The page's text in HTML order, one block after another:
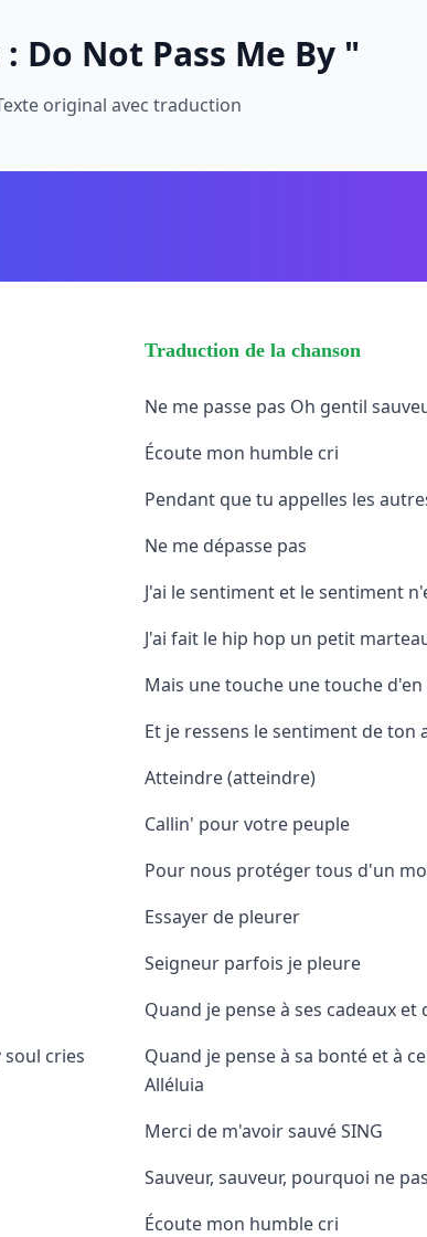
Do Not Pass Me By "
original avec traduction
cries
Traduction de la chanson
Ne me passe pas Oh gentil
Écoute mon humble cri
Pendant que tu appelles les
Ne me dépasse pas
J'ai le sentiment et le sentiment
J'ai fait le hip hop un petit
Mais une touche une touche
Et je ressens le sentiment de ton
Atteindre (atteindre)
Callin' pour votre peuple
Pour nous protéger tous d'un
Essayer de pleurer
Seigneur parfois je pleure
Quand je pense à ses cadeaux
Quand je pense à sa bonté et à
Alléluia
Merci de m'avoir sauvé SING
Sauveur, sauveur, pourquoi ne pas
Écoute mon humble cri